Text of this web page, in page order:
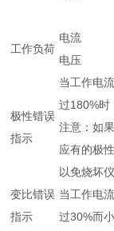
工作负荷
电流
电压
极性错误
指示
当工作电
过180%时
注意：如
应有的极
以免烧坏仪
变比错误
指示
当工作电
过30%而